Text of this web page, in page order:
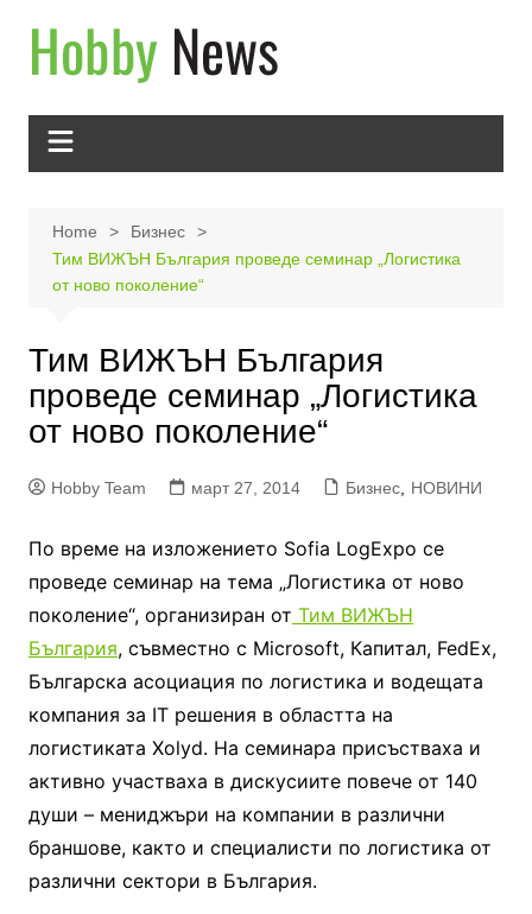
content
Home
Бизнес
Тим ВИЖЪН България проведе семинар „Логистика
от ново поколение“
Тим ВИЖЪН България
проведе семинар „Логистика
от ново поколение“
Hobby Team март 27, 2014 Бизнес, НОВИНИ
По време на изложението Sofia LogExpo се
проведе семинар на тема „Логистика от ново
поколение“, организиран от Тим ВИЖЪН
България, съвместно с Microsoft, Капитал, FedEx,
Българска асоциация по логистика и водещата
компания за IT решения в областта на
логистиката Xolyd. На семинара присъстваха и
активно участваха в дискусиите повече от 140
души – мениджъри на компании в различни
браншове, както и специалисти по логистика от
различни сектори в България.